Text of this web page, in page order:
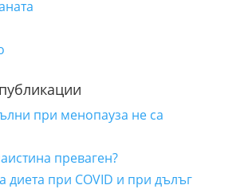
при менопауза не са
преваген?
диета при COVID и при дълъг